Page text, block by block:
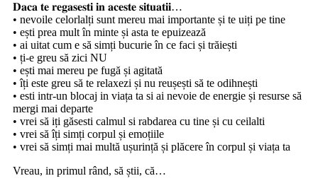
𝐃𝐚𝐜𝐚 𝐭𝐞 𝐫𝐞𝐠𝐚𝐬𝐞𝐬𝐭𝐢 𝐢𝐧 𝐚𝐜𝐞𝐬𝐭𝐞 𝐬𝐢𝐭𝐮𝐚𝐭𝐢𝐢…
• nevoile celorlalți sunt mereu mai importante și te uiți pe tine
• ești prea mult în minte și asta te epuizează
• ai uitat cum e să simți bucurie în ce faci și trăiești
• ți-e greu să zici NU
• ești mai mereu pe fugă și agitată
• îți este greu să te relaxezi și nu reușești să te odihnești
• esti intr-un blocaj in viața ta si ai nevoie de energie și resurse să
mergi mai departe
• vrei să iți găsesti calmul si rabdarea cu tine și cu ceilalti
• vrei să îți simți corpul și emoțiile
• vrei să simți mai multă ușurință și plăcere în corpul și viața ta
Vreau, in primul rând, să știi, că…